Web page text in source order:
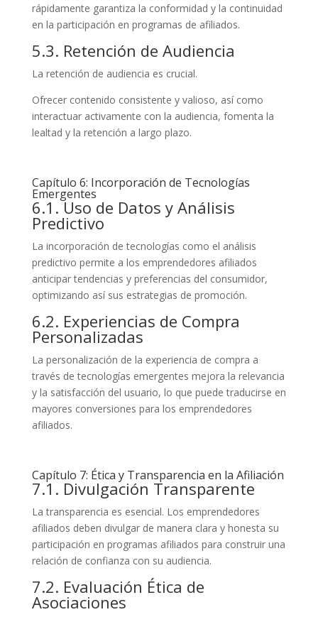
rápidamente garantiza la conformidad y la continuidad
en la participación en programas de afiliados.
5.3. Retención de Audiencia
La retención de audiencia es crucial.
Ofrecer contenido consistente y valioso, así como
interactuar activamente con la audiencia, fomenta la
lealtad y la retención a largo plazo.
Capítulo 6: Incorporación de Tecnologías
Emergentes
6.1. Uso de Datos y Análisis
Predictivo
La incorporación de tecnologías como el análisis
predictivo permite a los emprendedores afiliados
anticipar tendencias y preferencias del consumidor,
optimizando así sus estrategias de promoción.
6.2. Experiencias de Compra
Personalizadas
La personalización de la experiencia de compra a
través de tecnologías emergentes mejora la relevancia
y la satisfacción del usuario, lo que puede traducirse en
mayores conversiones para los emprendedores
afiliados.
Capítulo 7: Ética y Transparencia en la Afiliación
7.1. Divulgación Transparente
La transparencia es esencial. Los emprendedores
afiliados deben divulgar de manera clara y honesta su
participación en programas afiliados para construir una
relación de confianza con su audiencia.
7.2. Evaluación Ética de
Asociaciones